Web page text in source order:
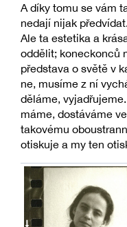
A díky tomu se vám
nedají nijak
Ale ta estetika a
oddělit; koneckonců
představa o světě v
ne, musíme z ní
děláme,
máme, dostáváme
takovému
otiskuje a my ten